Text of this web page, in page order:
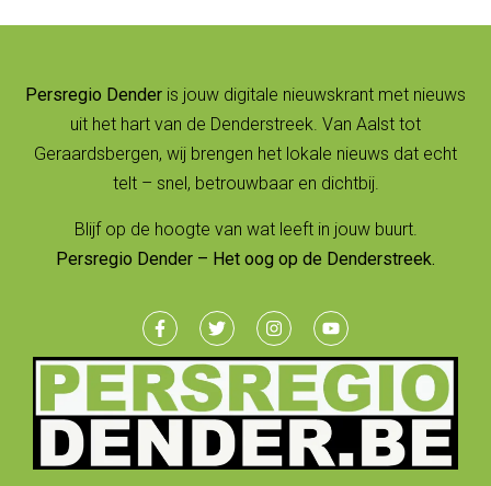
Persregio Dender is jouw digitale nieuwskrant met nieuws
uit het hart van de Denderstreek. Van Aalst tot
Geraardsbergen, wij brengen het lokale nieuws dat echt
telt – snel, betrouwbaar en dichtbij.
Blijf op de hoogte van wat leeft in jouw buurt.
Persregio Dender – Het oog op de Denderstreek.